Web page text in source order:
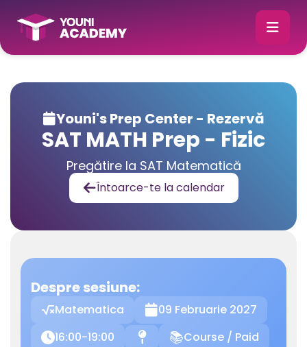
Youni's Prep Center - Rezervă
SAT MATH Prep - Fizic
Pregătire la SAT Matematică
Întoarce-te la calendar
Despre sesiune:
Matematica 09 Februarie 2027
16:00-19:00 📍 📚Course / Paid